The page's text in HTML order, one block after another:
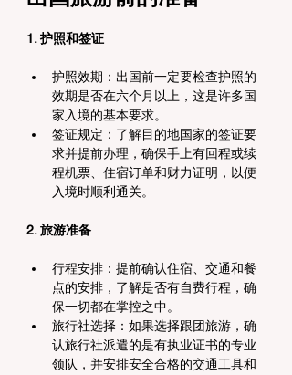
1. 护照和签证
护照效期：出国前一定要检查护照的
效期是否在六个月以上，这是许多国
家入境的基本要求。
签证规定：了解目的地国家的签证要
求并提前办理，确保手上有回程或续
程机票、住宿订单和财力证明，以便
入境时顺利通关。
2. 旅游准备
行程安排：提前确认住宿、交通和餐
点的安排，了解是否有自费行程，确
保一切都在掌控之中。
旅行社选择：如果选择跟团旅游，确
认旅行社派遣的是有执业证书的专业
领队，并安排安全合格的交通工具和